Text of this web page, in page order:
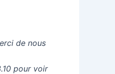
de nous
pour voir